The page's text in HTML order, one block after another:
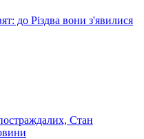
до Різдва вони з'явилися
Стан